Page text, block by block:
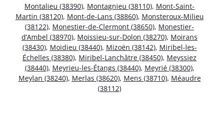
Montalieu (38390), Montagnieu (38110), Mont-Saint-
Martin (38120), Mont-de-Lans (38860), Monsteroux-Milieu
(38122), Monestier-de-Clermont (38650), Monestier-
d’Ambel (38970), Moissieu-sur-Dolon (38270), Moirans
(38430), Moidieu (38440), Mizoën (38142), Miribel-les-
Échelles (38380), Miribel-Lanchâtre (38450), Meyssiez
(38440), Meyrieu-les-Étangs (38440), Meyrié (38300),
Meylan (38240), Merlas (38620), Mens (38710), Méaudre
(38112)